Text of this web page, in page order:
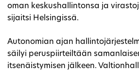
oman keskushallintonsa ja
sijaitsi Helsingissä.
Autonomian ajan
säilyi peruspiirteiltään
itsenäistymisen jälkeen.